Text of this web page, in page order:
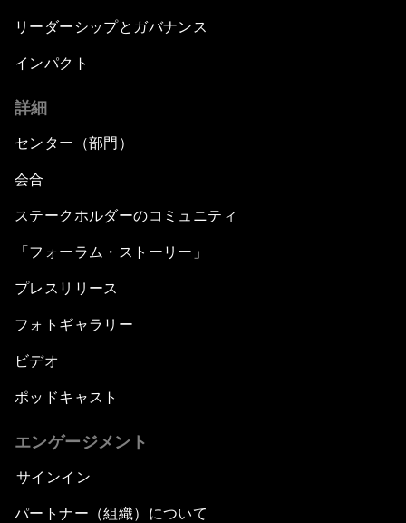
リーダーシップとガバナンス
インパクト
詳細
センター（部門）
会合
ステークホルダーのコミュニティ
「フォーラム・ストーリー」
プレスリリース
フォトギャラリー
ビデオ
ポッドキャスト
エンゲージメント
サインイン
パートナー（組織）について